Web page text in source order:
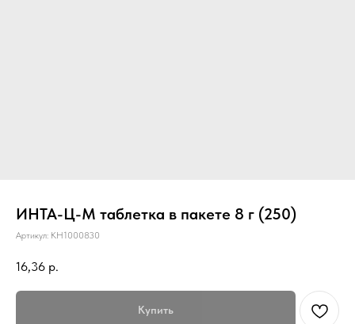
ИНТА-Ц-М таблетка в пакете 8 г (250)
Артикул: КН1000830
16,36 р.
Купить